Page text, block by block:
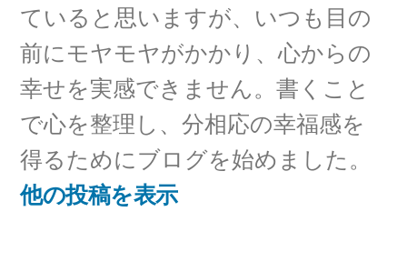
ていると思いますが、いつも目の
前にモヤモヤがかかり、心からの
幸せを実感できません。書くこと
で心を整理し、分相応の幸福感を
得るためにブログを始めました。
他の投稿を表示